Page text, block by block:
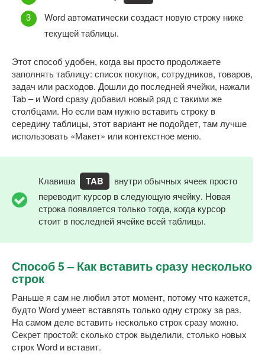
Word автоматически создаст новую строку ниже
текущей таблицы.
Этот способ удобен, когда вы просто продолжаете
заполнять таблицу: список покупок, сотрудников, товаров,
задач или расходов. Дошли до последней ячейки, нажали
Tab – и Word сразу добавил новый ряд с такими же
столбцами. Но если вам нужно вставить строку в
середину таблицы, этот вариант не подойдет, там лучше
использовать «Макет» или контекстное меню.
Клавиша TAB
внутри обычных ячеек просто
переводит курсор в следующую ячейку. Новая
строка появляется только тогда, когда курсор
стоит в последней ячейке всей таблицы.
Способ 5 – Как вставить сразу несколько
строк
Раньше я сам не любил этот момент, потому что кажется,
будто Word умеет вставлять только одну строку за раз.
На самом деле вставить несколько строк сразу можно.
Секрет простой: сколько строк выделили, столько новых
строк Word и вставит.